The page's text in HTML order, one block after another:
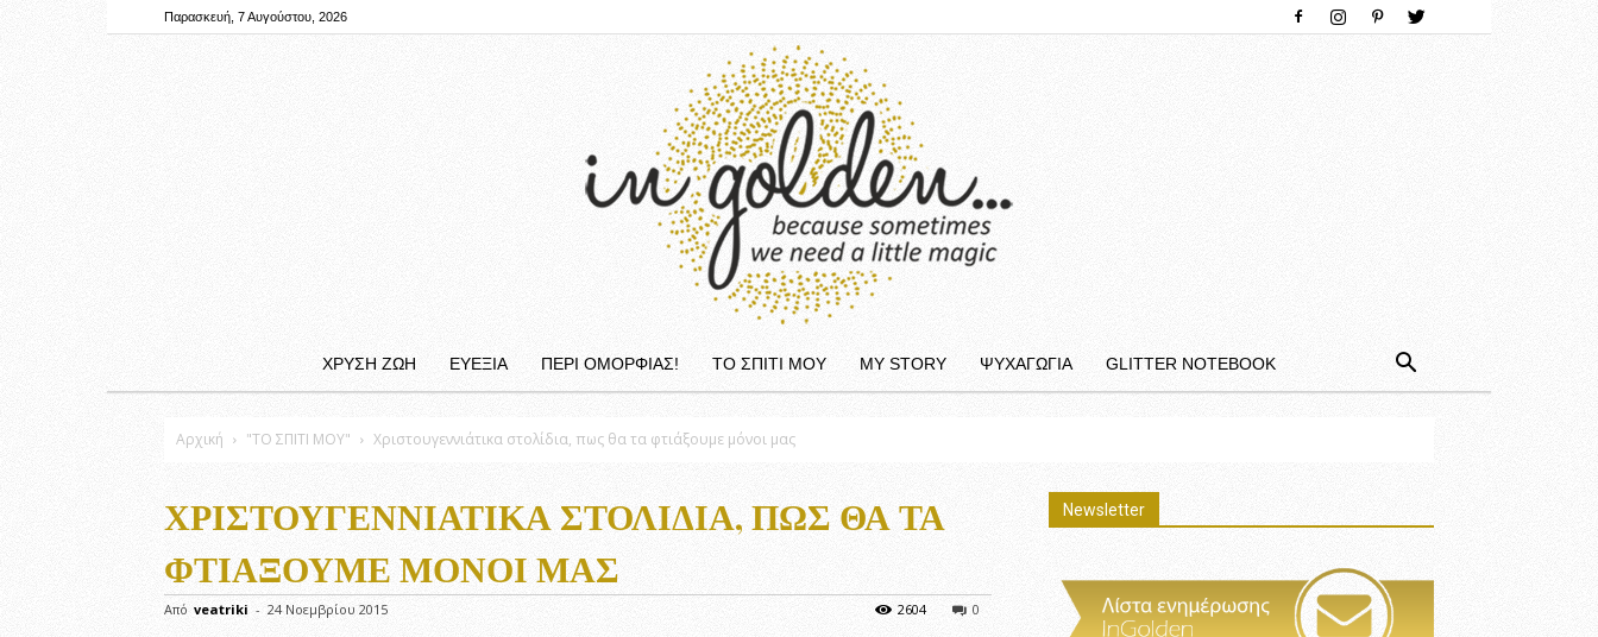
Παρασκευή, 7 Αυγούστου, 2026
ΧΡΥΣΗ ΖΩΗ ΕΥΕΞΙΑ ΠΕΡΙ ΟΜΟΡΦΙΆΣ! ΤΟ ΣΠΙΤΙ ΜΟΥ MY STORY ΨΥΧΑΓΩΓΙΑ GLITTER NOTEBOOK
Αρχική "ΤΟ ΣΠΙΤΙ ΜΟΥ" Χριστουγεννιάτικα στολίδια, πως θα τα φτιάξουμε μόνοι μας
ΧΡΙΣΤΟΥΓΕΝΝΙΆΤΙΚΑ ΣΤΟΛΊΔΙΑ, ΠΩΣ ΘΑ ΤΑ
ΦΤΙΆΞΟΥΜΕ ΜΌΝΟΙ ΜΑΣ
Από veatriki - 24 Νοεμβρίου 2015 0
2604
Newsletter